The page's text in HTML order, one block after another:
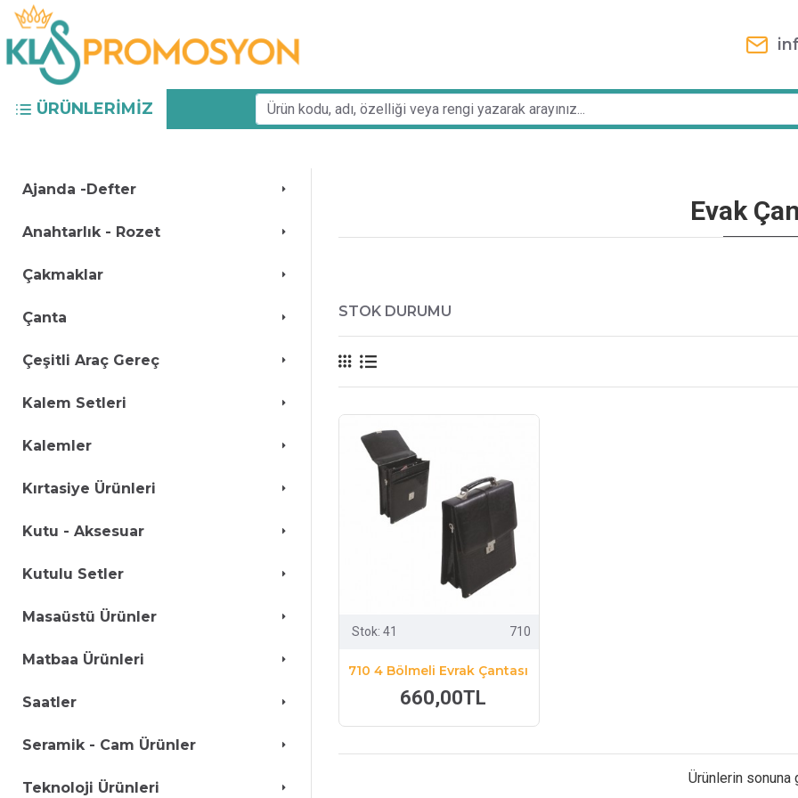
ÜRÜNLERIMIZ
Ajanda -Defter
Anahtarlık - Rozet
Çakmaklar
Çanta
Çeşitli Araç Gereç
Kalem Setleri
Kalemler
Kırtasiye Ürünleri
Kutu - Aksesuar
Kutulu Setler
Masaüstü Ürünler
Matbaa Ürünleri
Saatler
Seramik - Cam Ürünler
Teknoloji Ürünleri
Evak
STOK DURUMU
Stok: 41 710
710 4 Bölmeli Evrak Çantası
660,00TL
Ürünlerin sonuna